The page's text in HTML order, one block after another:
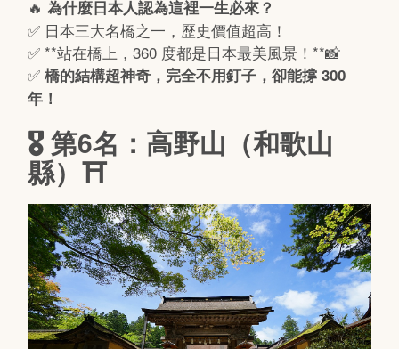
🔥為什麼日本人認為這裡一生必來？
✅ 日本三大名橋之一，歷史價值超高！
✅ **站在橋上，360 度都是日本最美風景！**📸
✅橋的結構超神奇，完全不用釘子，卻能撐 300
年！
🎖 第6名：高野山（和歌山
縣）⛩️